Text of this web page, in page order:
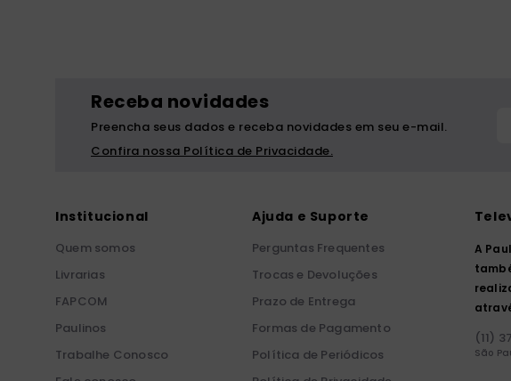
Receba novidades
Preencha seus dados e receba novidades em seu e-mail.
Confira nossa Política de Privacidade.
Institucional
Quem somos
Livrarias
FAPCOM
Paulinos
Trabalhe Conosco
Ajuda e Suporte
Perguntas Frequentes
Trocas e Devoluções
Prazo de Entrega
Formas de Pagamento
Política de Periódicos
A
(11)
São